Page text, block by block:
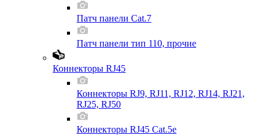
Патч панели Cat.7
Патч панели тип 110, прочие
Коннекторы RJ45
Коннекторы RJ9, RJ11, RJ12, RJ14, RJ21,
RJ25, RJ50
Коннекторы RJ45 Cat.5e